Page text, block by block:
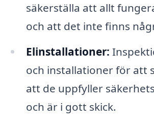
säkerställa att allt
och att det inte finns
Elinstallationer:
och installationer för att
att de uppfyller
och är i gott skick.